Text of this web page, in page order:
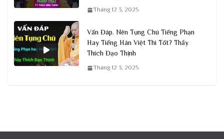
Tháng 12 3, 2025
Vấn Đáp. Nên Tụng Chú Tiếng Phạn
Hay Tiếng Hán Việt Thì Tốt? Thầy
Thích Đạo Thịnh
Tháng 12 3, 2025